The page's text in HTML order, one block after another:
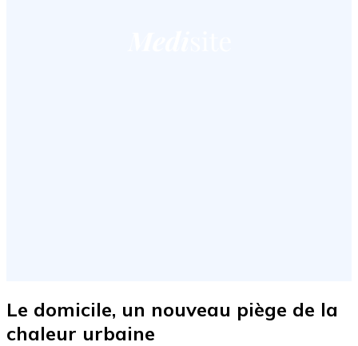
Le domicile, un nouveau piège de la
chaleur urbaine